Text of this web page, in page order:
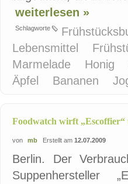
weiterlesen »
Schlagworte
Lebensmittel
Marmelade
Honig
Äpfel
Bananen
Foodwatch wirft
von mb Erstellt am 12.07.2009
Berlin. Der
Suppenhersteller